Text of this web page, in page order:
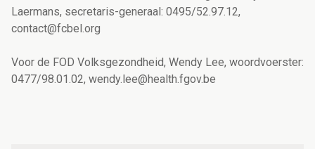
Laermans, secretaris-generaal: 0495/52.97.12,
contact@fcbel.org
Voor de FOD Volksgezondheid, Wendy Lee, woordvoerster:
0477/98.01.02, wendy.lee@health.fgov.be